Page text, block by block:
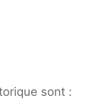
sont :